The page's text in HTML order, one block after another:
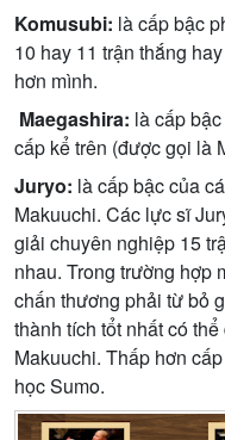
Komusubi: là cấp bậc
10 hay 11 trận thắng
hơn mình.
Maegashira: là cấp
cấp kể trên (được gọi là
Juryo: là cấp bậc của
Makuuchi. Các lực sĩ
giải chuyên nghiệp 15
nhau. Trong trường hợp
chấn thương phải từ bỏ
thành tích tổt nhất có
Makuuchi. Thấp hơn
học Sumo.